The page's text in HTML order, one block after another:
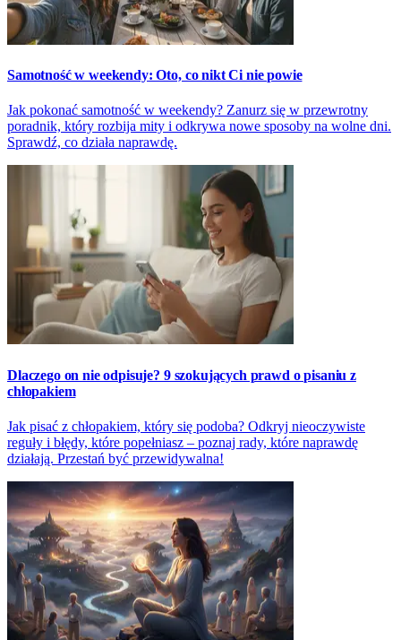
Samotność w weekendy: Oto, co nikt Ci nie powie
Jak pokonać samotność w weekendy? Zanurz się w przewrotny
poradnik, który rozbija mity i odkrywa nowe sposoby na wolne dni.
Sprawdź, co działa naprawdę.
Dlaczego on nie odpisuje? 9 szokujących prawd o pisaniu z
chłopakiem
Jak pisać z chłopakiem, który się podoba? Odkryj nieoczywiste
reguły i błędy, które popełniasz – poznaj rady, które naprawdę
działają. Przestań być przewidywalna!